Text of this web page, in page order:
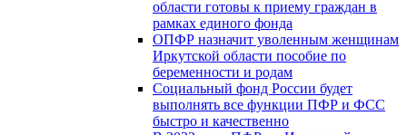
области готовы к приему граждан в
рамках единого фонда
ОПФР назначит уволенным женщинам
Иркутской области пособие по
беременности и родам
Социальный фонд России будет
выполнять все функции ПФР и ФСС
быстро и качественно